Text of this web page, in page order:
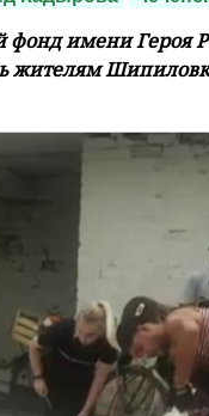
имени Героя
жителям